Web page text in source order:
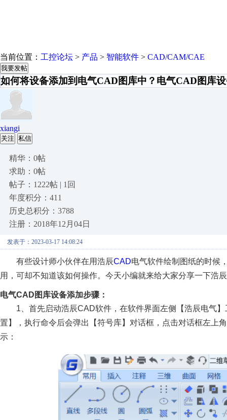
当前位置： 工控论坛 > 产品 > 智能软件 > CAD/CAM/CAE
我要发帖
如何将设备添加到电气CAD图库中？电气CAD图库
xiangi
关注 私信
精华：0帖
求助：0帖
帖子：1222帖 | 1回
年度积分：411
历史总积分：3788
注册：2018年12月04日
发表于：2023-03-17 14:08:24
有些设计师小伙伴在用浩辰CAD电气软件绘制图纸的时候
用，可却不知道该如何操作。今天小编就来给大家分享一下浩
电气CAD图库设备添加步骤：
1、首先启动浩辰CAD软件，在软件界面左侧【浩辰电气
置】，执行命令后会弹出【符号库】对话框，点击对话框左上
示：